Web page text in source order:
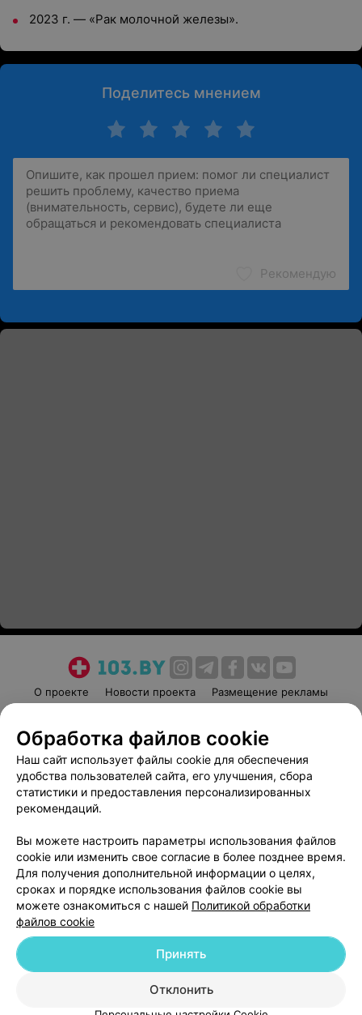
2023 г. — «Рак молочной железы».
Поделитесь мнением
Рекомендую
О проекте Новости проекта
Размещение рекламы
Пользовательское соглашение
Способы оплаты
Вакансии
Партнеры
Написать руководителю 103.by
Обработка персональных данных
© 2026 ООО «Артокс Лаб», УНП 191700409
| 220012, Республика Беларусь,
Служба поддержки +375 291212755
Обработка файлов cookie
Наш сайт использует файлы cookie для обеспечения
удобства пользователей сайта, его улучшения, сбора
статистики и предоставления персонализированных
рекомендаций.
Вы можете настроить параметры использования файлов
cookie или изменить свое согласие в более позднее время.
Для получения дополнительной информации о целях,
сроках и порядке использования файлов cookie вы
можете ознакомиться с нашей Политикой обработки
файлов cookie
Отклонить
Принять